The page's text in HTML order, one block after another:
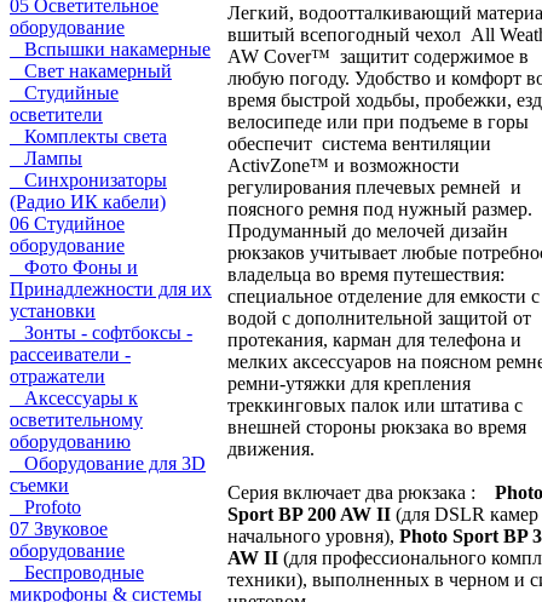
05 Осветительное
оборудование
Вспышки накамерные
Свет накамерный
Студийные
осветители
Комплекты света
Лампы
Синхронизаторы
(Радио ИК кабели)
06 Студийное
оборудование
Фото Фоны и
Принадлежности для их
установки
Зонты - софтбоксы -
рассеиватели -
отражатели
Аксессуары к
осветительному
оборудованию
Оборудование для 3D
съемки
Profoto
07 Звуковое
оборудование
Беспроводные
микрофоны & системы
Легкий, водоотталкивающий
вшитый всепогодный чехол All
AW Cover™ защитит содержимое в
любую погоду. Удобство и комфорт
время быстрой ходьбы, пробежки,
велосипеде или при подъеме в горы
обеспечит система вентиляции
ActivZone™ и возможности
регулирования плечевых ремней и
поясного ремня под нужный размер.
Продуманный до мелочей дизайн
рюкзаков учитывает любые
владельца во время путешествия:
специальное отделение для емкости с
водой с дополнительной защитой от
протекания, карман для телефона и
мелких аксессуаров на поясном
ремни-утяжки для крепления
треккинговых палок или штатива с
внешней стороны рюкзака во время
движения.
Серия включает два рюкзака : Photo
Sport BP 200 AW II (для DSLR камер
начального уровня), Photo Sport BP
AW II (для профессионального
техники), выполненных в черном и